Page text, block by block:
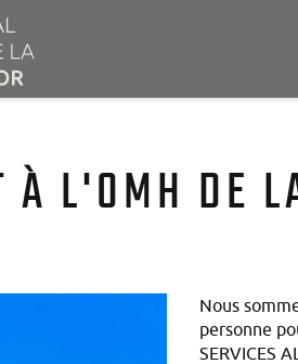
À L'OMH DE
Nous
personne
SERVICES